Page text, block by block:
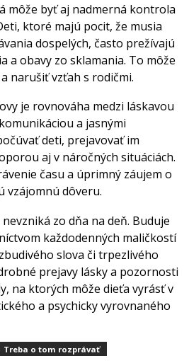
môže byť aj nadmerná kontrola
ktoré majú pocit, že musia
dospelých, často prežívajú
a obavy zo sklamania. To môže
narušiť vzťah s rodičmi.
je rovnováha medzi láskavou
a jasnými
deti, prejavovať im
aj v náročných situáciách.
času a úprimný záujem o
vzájomnú dôveru.
zo dňa na deň. Buduje
každodenných maličkostí
slova či trpezlivého
prejavy lásky a pozornosti
na ktorých môže dieťa vyrásť v
a psychicky vyrovnaného
Treba o tom rozprávať